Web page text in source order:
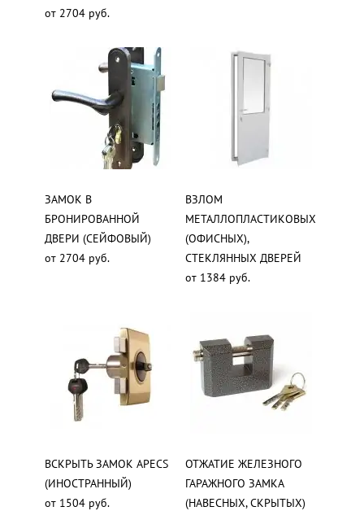
от 2704 руб.
ЗАМОК В
БРОНИРОВАННОЙ
ДВЕРИ (СЕЙФОВЫЙ)
от 2704 руб.
ВЗЛОМ
МЕТАЛЛОПЛАСТИКОВЫХ
(ОФИСНЫХ),
СТЕКЛЯННЫХ ДВЕРЕЙ
от 1384 руб.
ВСКРЫТЬ ЗАМОК APECS
(ИНОСТРАННЫЙ)
от 1504 руб.
ОТЖАТИЕ ЖЕЛЕЗНОГО
ГАРАЖНОГО ЗАМКА
(НАВЕСНЫХ, СКРЫТЫХ)